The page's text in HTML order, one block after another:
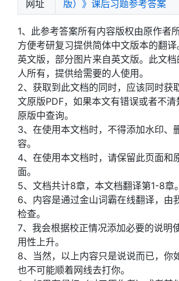
网址
版）》课后习题参考答案
1、此参考答案所有内容版权由原作者
方便考研复习提供简体中文版本的翻
英文版，部分图片来自英文版。此文
人所有，提供给需要的人使用。
2、获取到此文档的同时，应该同时获
文原版PDF，如果本文有错误或者不清
原版中查询。
3、在使用本文档时，不得添加水印、
容。
4、在使用本文档时，请保留此页面和
面。
5、文档共计8章，本文档翻译第1-8章。
6、 内容是通过金山词霸在线翻译，由
检查。
7、我会根据校正情况添加必要的说明
用性上升。
8、当然，以上内容只是说说而已，你
也不可能顺着网线去打你。